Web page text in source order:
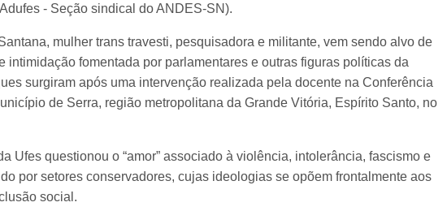
- Seção sindical do ANDES-SN).
mulher trans travesti, pesquisadora e militante, vem sendo alvo de
intimidação fomentada por parlamentares e outras figuras políticas da
surgiram após uma intervenção realizada pela docente na Conferência
de Serra, região metropolitana da Grande Vitória, Espírito Santo, no
Ufes questionou o “amor” associado à violência, intolerância, fascismo e
por setores conservadores, cujas ideologias se opõem frontalmente aos
social.